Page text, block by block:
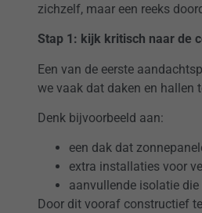
zichzelf, maar een reeks
Stap 1: kijk kritisch naar de
Een van de eerste
we vaak dat daken en hallen
Denk bijvoorbeeld aan:
een dak dat
extra installaties voor
aanvullende isolatie
Door dit vooraf constructief